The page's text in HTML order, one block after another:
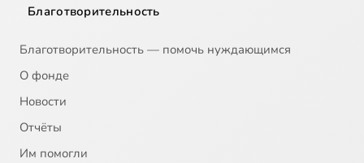
Благотворительность
Благотворительность — помочь нуждающимся
О фонде
Новости
Отчёты
Им помогли